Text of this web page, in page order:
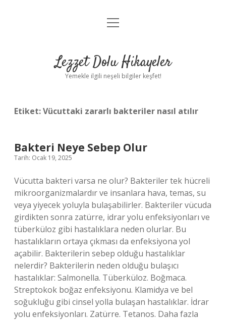
Anasayfa
Yasal Uyarı
menüyü
Lezzet Dolu Hikayeler
Yemekle ilgili neşeli bilgiler keşfet!
Etiket:Vücuttaki zararlı bakteriler nasıl atılır
Bakteri Neye Sebep Olur
Tarih: Ocak 19, 2025
Vücutta bakteri varsa ne olur? Bakteriler tek hücreli
mikroorganizmalardır ve insanlara hava, temas, su
veya yiyecek yoluyla bulaşabilirler. Bakteriler vücuda
girdikten sonra zatürre, idrar yolu enfeksiyonları ve
tüberküloz gibi hastalıklara neden olurlar. Bu
hastalıkların ortaya çıkması da enfeksiyona yol
açabilir. Bakterilerin sebep olduğu hastalıklar
nelerdir? Bakterilerin neden olduğu bulaşıcı
hastalıklar: Salmonella. Tüberküloz. Boğmaca.
Streptokok boğaz enfeksiyonu. Klamidya ve bel
soğukluğu gibi cinsel yolla bulaşan hastalıklar. İdrar
yolu enfeksiyonları. Zatürre. Tetanos. Daha fazla